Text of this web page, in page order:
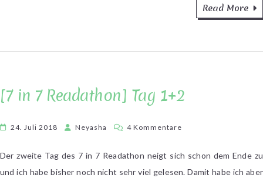
Read More
[7 in 7 Readathon] Tag 1+2
24. Juli 2018 Neyasha 4 Kommentare
in
Der zweite Tag des 7 in 7 Readathon neigt sich schon dem Ende zu
und ich habe bisher noch nicht sehr viel gelesen. Damit habe ich aber